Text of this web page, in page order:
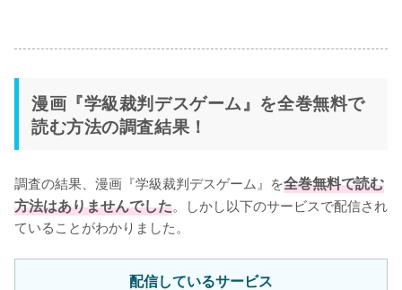
漫画『学級裁判デスゲーム』を全巻無料で
読む方法の調査結果！
調査の結果、漫画『学級裁判デスゲーム』を全巻無料で読む
方法はありませんでした。しかし以下のサービスで配信され
ていることがわかりました。
配信しているサービス